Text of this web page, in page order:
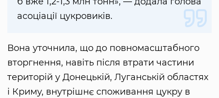
асоціації цукровиків.
Вона уточнила, що до повномасштабного
вторгнення, навіть після втрати частини
територій у Донецькій, Луганській областях
і Криму, внутрішнє споживання цукру в